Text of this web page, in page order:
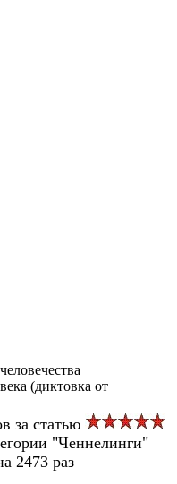
(диктовка от
за статью
"Ченнелинги"
2473 раз